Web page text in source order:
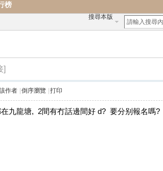
榜
搜尋本版
]
作者 倒序瀏覽 打印
九龍塘, 2間有冇話邊間好 d? 要分别報名嗎?